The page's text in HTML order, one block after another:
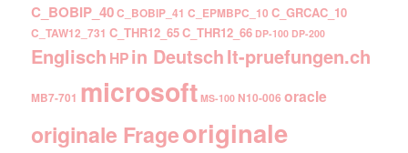
C_BOBIP_40C_BOBIP_41 C_EPMBPC_10 C_GRCAC_10
C_TAW12_731 C_THR12_65C_THR12_66 DP-100 DP-200
Englisch HPin DeutschIt-pruefungen.ch
MB7-701 microsoft MS-100 N10-006 oracle
originale Frageoriginale